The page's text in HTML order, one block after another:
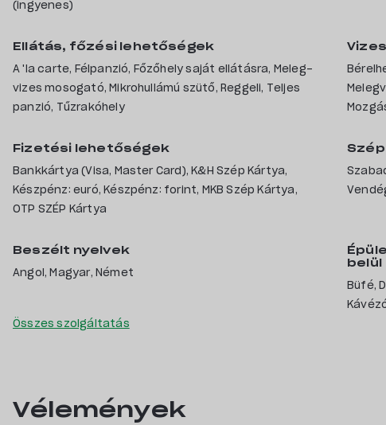
(ingyenes)
Ellátás, főzési lehetőségek
A 'la carte, Félpanzió, Főzőhely saját ellátásra, Meleg-
vizes mosogató, Mikrohullámú szütő, Reggeli, Teljes
panzió, Tűzrakóhely
Fizetési lehetőségek
Bankkártya (Visa, Master Card), K&H Szép Kártya,
Készpénz: euró, Készpénz: forint, MKB Szép Kártya,
OTP SZÉP Kártya
Beszélt nyelvek
Angol, Magyar, Német
belül
Büfé,
Összes szolgáltatás
Vélemények